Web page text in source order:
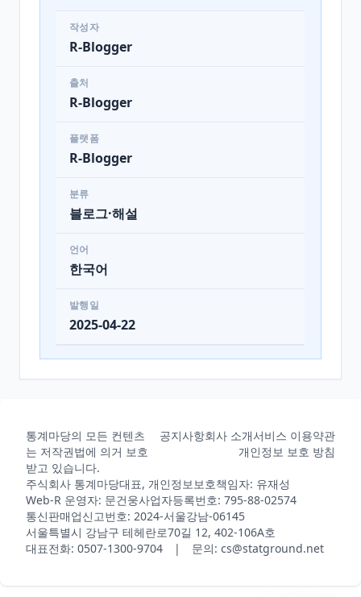
작성자
R-Blogger
출처
R-Blogger
플랫폼
R-Blogger
분류
블로그·해설
언어
한국어
발행일
2025-04-22
통계마당의 모든 컨텐츠
는 저작권법에 의거 보호
받고 있습니다.
공지사항회사 소개서비스 이용약관
개인정보 보호 방침
주식회사 통계마당대표, 개인정보보호책임자: 유재성
Web-R 운영자: 문건웅사업자등록번호: 795-88-02574
통신판매업신고번호: 2024-서울강남-06145
서울특별시 강남구 테헤란로70길 12, 402-106A호
대표전화: 0507-1300-9704 | 문의: cs@statground.net